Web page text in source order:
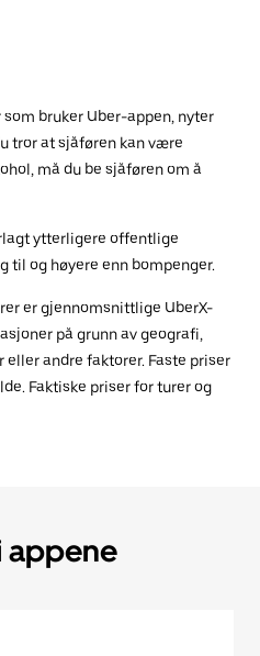
bruker Uber-appen, nyter
tror at sjåføren kan være
må du be sjåføren om å
ytterligere offentlige
til og høyere enn bompenger.
er gjennomsnittlige UberX-
på grunn av geografi,
andre faktorer. Faste priser
Faktiske priser for turer og
appene